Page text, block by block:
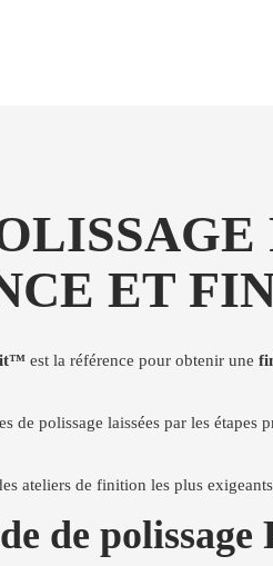
ET
it™ est la référence pour obtenir une
de polissage laissées par les étapes
ateliers de finition les plus
de